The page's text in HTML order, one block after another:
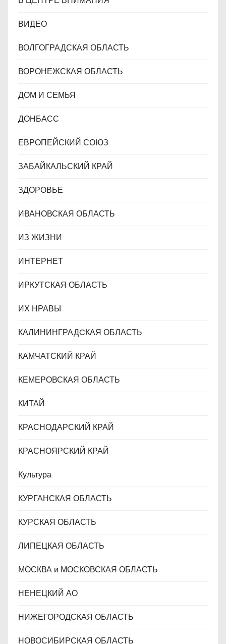
ВИДЕО
ВОЛГОГРАДСКАЯ ОБЛАСТЬ
ВОРОНЕЖСКАЯ ОБЛАСТЬ
ДОМ И СЕМЬЯ
ДОНБАСС
ЕВРОПЕЙСКИЙ СОЮЗ
ЗАБАЙКАЛЬСКИЙ КРАЙ
ЗДОРОВЬЕ
ИВАНОВСКАЯ ОБЛАСТЬ
ИЗ ЖИЗНИ
ИНТЕРНЕТ
ИРКУТСКАЯ ОБЛАСТЬ
ИХ НРАВЫ
КАЛИНИНГРАДCКАЯ ОБЛАСТЬ
КАМЧАТСКИЙ КРАЙ
КЕМЕРОВСКАЯ ОБЛАСТЬ
КИТАЙ
КРАСНОДАРСКИЙ КРАЙ
КРАСНОЯРСКИЙ КРАЙ
Культура
КУРГАНСКАЯ ОБЛАСТЬ
КУРСКАЯ ОБЛАСТЬ
ЛИПЕЦКАЯ ОБЛАСТЬ
МОСКВА и МОСКОВСКАЯ ОБЛАСТЬ
НЕНЕЦКИЙ АО
НИЖЕГОРОДСКАЯ ОБЛАСТЬ
НОВОСИБИРСКАЯ ОБЛАСТЬ